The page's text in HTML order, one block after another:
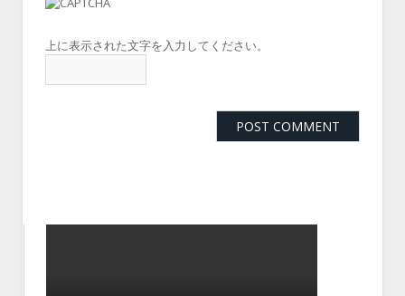
上に表示された文字を入力してください。